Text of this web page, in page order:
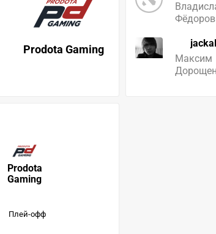
Фёдоров
jackal
Максим
Prodota Gaming
Prodota
Gaming
Плей-офф